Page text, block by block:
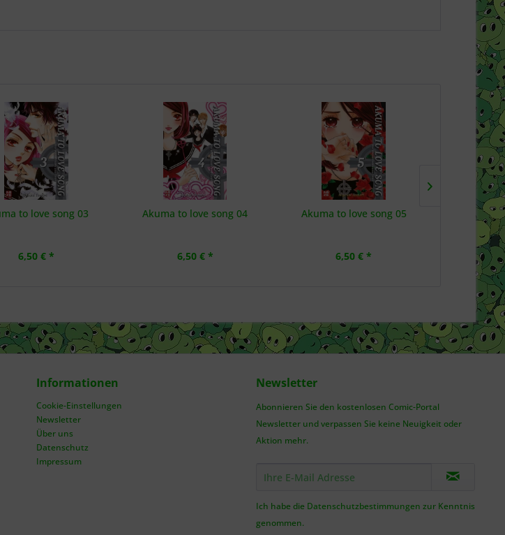
to love song 03
6,50 € *
Akuma to love song 04
6,50 € *
Akuma to love song 05
6,50 € *
Akuma
Informationen
Cookie-Einstellungen
Newsletter
Über uns
Datenschutz
Impressum
Newsletter
Abonnieren Sie den kostenlosen Comic-Portal
Newsletter und verpassen Sie keine Neuigkeit oder
Aktion mehr.
Ich habe die Datenschutzbestimmungen zur Kenntnis
genommen.